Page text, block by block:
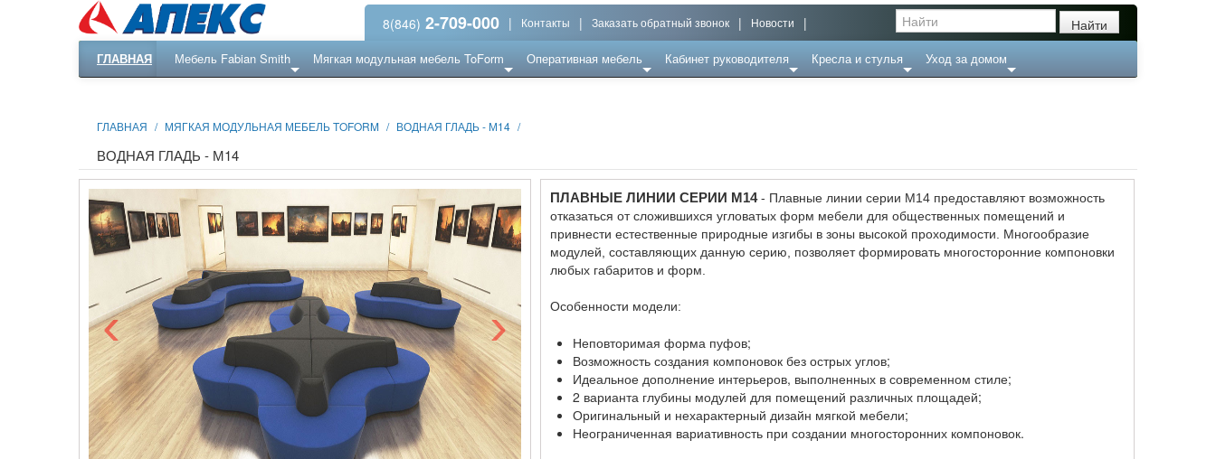
8(846) 2-709-000 | Контакты | Заказать обратный звонок | Новости |
ГЛАВНАЯ Мебель Fabian Smith Мягкая модульная мебель ToForm Оперативная мебель Кабинет руководителя Кресла и стулья Уход за домом
ГЛАВНАЯ / МЯГКАЯ МОДУЛЬНАЯ МЕБЕЛЬ TOFORM / ВОДНАЯ ГЛАДЬ - М14 /
ВОДНАЯ ГЛАДЬ - М14
‹ ›
ПЛАВНЫЕ ЛИНИИ СЕРИИ M14- Плавные линии серии M14 предоставляют возможность
отказаться от сложившихся угловатых форм мебели для общественных помещений и
привнести естественные природные изгибы в зоны высокой проходимости. Многообразие
модулей, составляющих данную серию, позволяет формировать многосторонние компоновки
любых габаритов и форм.
Особенности модели:
Неповторимая форма пуфов;
Возможность создания компоновок без острых углов;
Идеальное дополнение интерьеров, выполненных в современном стиле;
2 варианта глубины модулей для помещений различных площадей;
Оригинальный и нехарактерный дизайн мягкой мебели;
Неограниченная вариативность при создании многосторонних компоновок.